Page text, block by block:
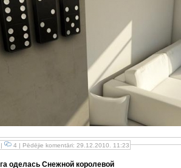
4 | Pēdējie komentāri: 29.12.2010. 11:23
оделась Снежной королевой